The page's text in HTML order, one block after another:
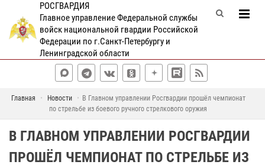
РОСГВАРДИЯ
Главное управление Федеральной службы
войск национальной гвардии Российской
Федерации по г.Санкт-Петербургу и
Ленинградской области
Главная Новости
В Главном управлении Росгвардии прошёл чемпионат
по стрельбе из боевого ручного стрелкового оружия
В ГЛАВНОМ УПРАВЛЕНИИ РОСГВАРДИИ
ПРОШЁЛ ЧЕМПИОНАТ ПО СТРЕЛЬБЕ ИЗ